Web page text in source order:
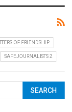
OF FRIENDSHIP
SAFEJOURNALISTS 2